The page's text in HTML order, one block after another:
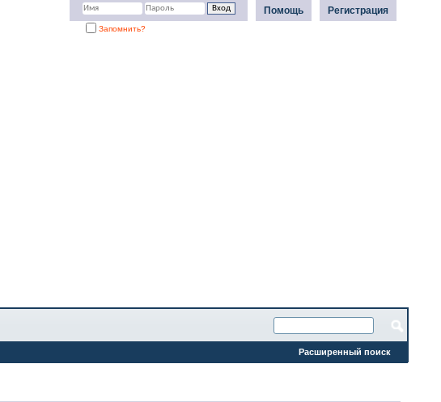
Регистрация
Помощь
Запомнить?
Расширенный поиск